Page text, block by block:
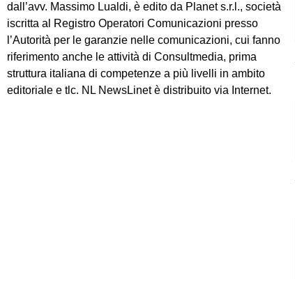
dall’avv. Massimo Lualdi, è edito da Planet s.r.l., società
iscritta al Registro Operatori Comunicazioni presso
l’Autorità per le garanzie nelle comunicazioni, cui fanno
riferimento anche le attività di Consultmedia, prima
struttura italiana di competenze a più livelli in ambito
editoriale e tlc. NL NewsLinet è distribuito via Internet.